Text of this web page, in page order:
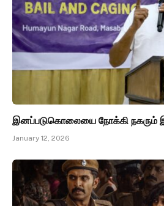
இனப்படுகொலையை நோக்கி நகரும்
January 12, 2026